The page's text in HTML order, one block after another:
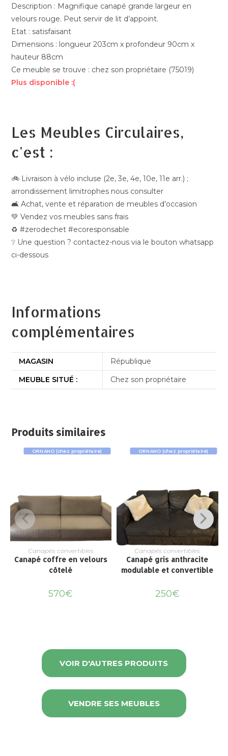
Description : Magnifique canapé grande largeur en
velours rouge. Peut servir de lit d’appoint.
Etat : satisfaisant
Dimensions : longueur 203cm x profondeur 90cm x
hauteur 88cm
Ce meuble se trouve : chez son propriétaire (75019)
Plus disponible :(
Les Meubles Circulaires,
c'est :
🚲 Livraison à vélo incluse (2e, 3e, 4e, 10e, 11e arr.) ;
arrondissement limitrophes nous consulter
🛋️ Achat, vente et réparation de meubles d’occasion
💚 Vendez vos meubles sans frais
♻️ #zerodechet #ecoresponsable
❔ Une question ? contactez-nous via le bouton whatsapp
ci-dessous
Informations
complémentaires
MAGASIN
République
MEUBLE SITUÉ :
Chez son propriétaire
Produits similaires
ORNANO (chez propriétaire)
Canapés convertibles
Canapé coffre en velours
côtelé
570€
ORNANO (chez propriétaire)
Canapés convertibles
Canapé gris anthracite
modulable et convertible
250€
VOIR D'AUTRES PRODUITS
VENDRE SES MEUBLES